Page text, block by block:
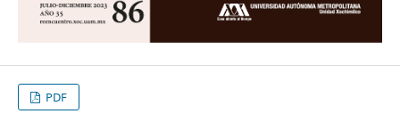
PDF